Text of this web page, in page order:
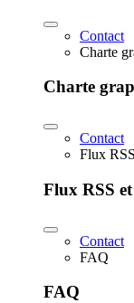
Contact
Charte
Charte
Contact
Flux
Flux RSS
Contact
FAQ
FAQ